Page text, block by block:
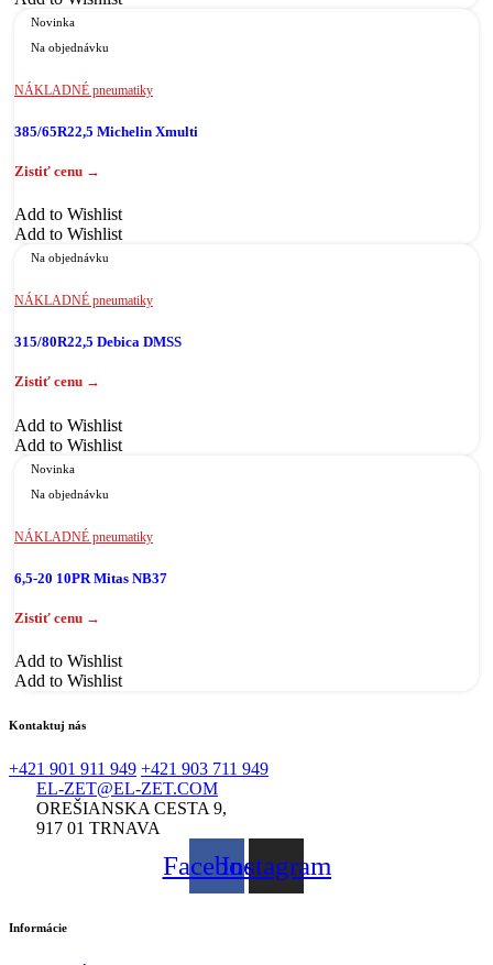
Novinka
Na objednávku
NÁKLADNÉ pneumatiky
385/65R22,5 Michelin Xmulti
Add to Wishlist
Add to Wishlist
Na objednávku
NÁKLADNÉ pneumatiky
315/80R22,5 Debica DMSS
Add to Wishlist
Add to Wishlist
Novinka
Na objednávku
NÁKLADNÉ pneumatiky
6,5-20 10PR Mitas NB37
Add to Wishlist
Add to Wishlist
Kontaktuj nás
+421 901 911 949 +421 903 711 949
EL-ZET@EL-ZET.COM
OREŠIANSKA CESTA 9,
917 01 TRNAVA
FacebookInstagram
Informácie